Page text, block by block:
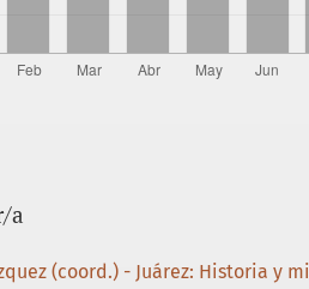
uabjo; El Colegio de Jalisco.
Bishop Clemente de Jesús
a
(coord.) - Juárez: Historia y